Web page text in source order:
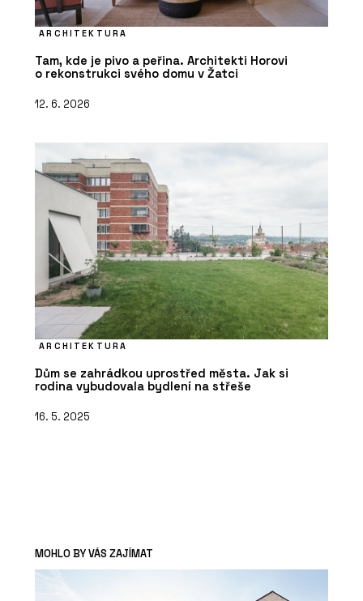
ARCHITEKTURA
Tam, kde je pivo a peřina. Architekti Horovi
o rekonstrukci svého domu v Žatci
12. 6. 2026
ARCHITEKTURA
Dům se zahrádkou uprostřed města. Jak si
rodina vybudovala bydlení na střeše
16. 5. 2025
MOHLO BY VÁS ZAJÍMAT